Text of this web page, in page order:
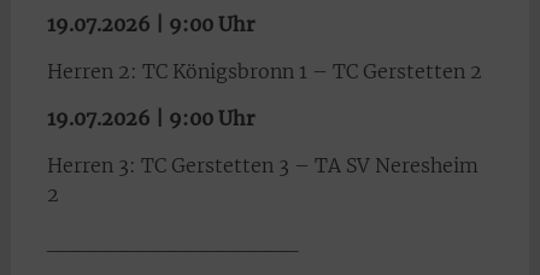
19.07.2026 | 9:00 Uhr
Herren 2: TC Königsbronn 1 – TC Gerstetten 2
19.07.2026 | 9:00 Uhr
Herren 3: TC Gerstetten 3 – TA SV Neresheim
2